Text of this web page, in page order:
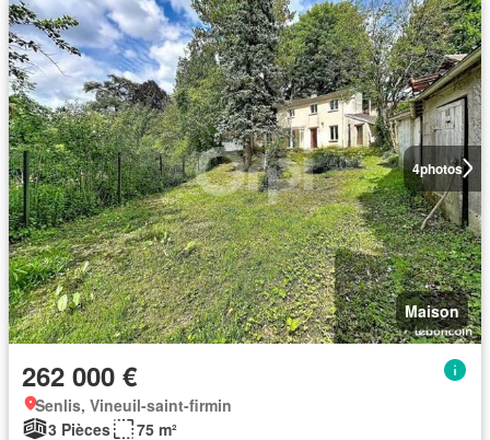
4photos
Maison
262 000 €
Senlis, Vineuil-saint-firmin
3 Pièces
75 m²